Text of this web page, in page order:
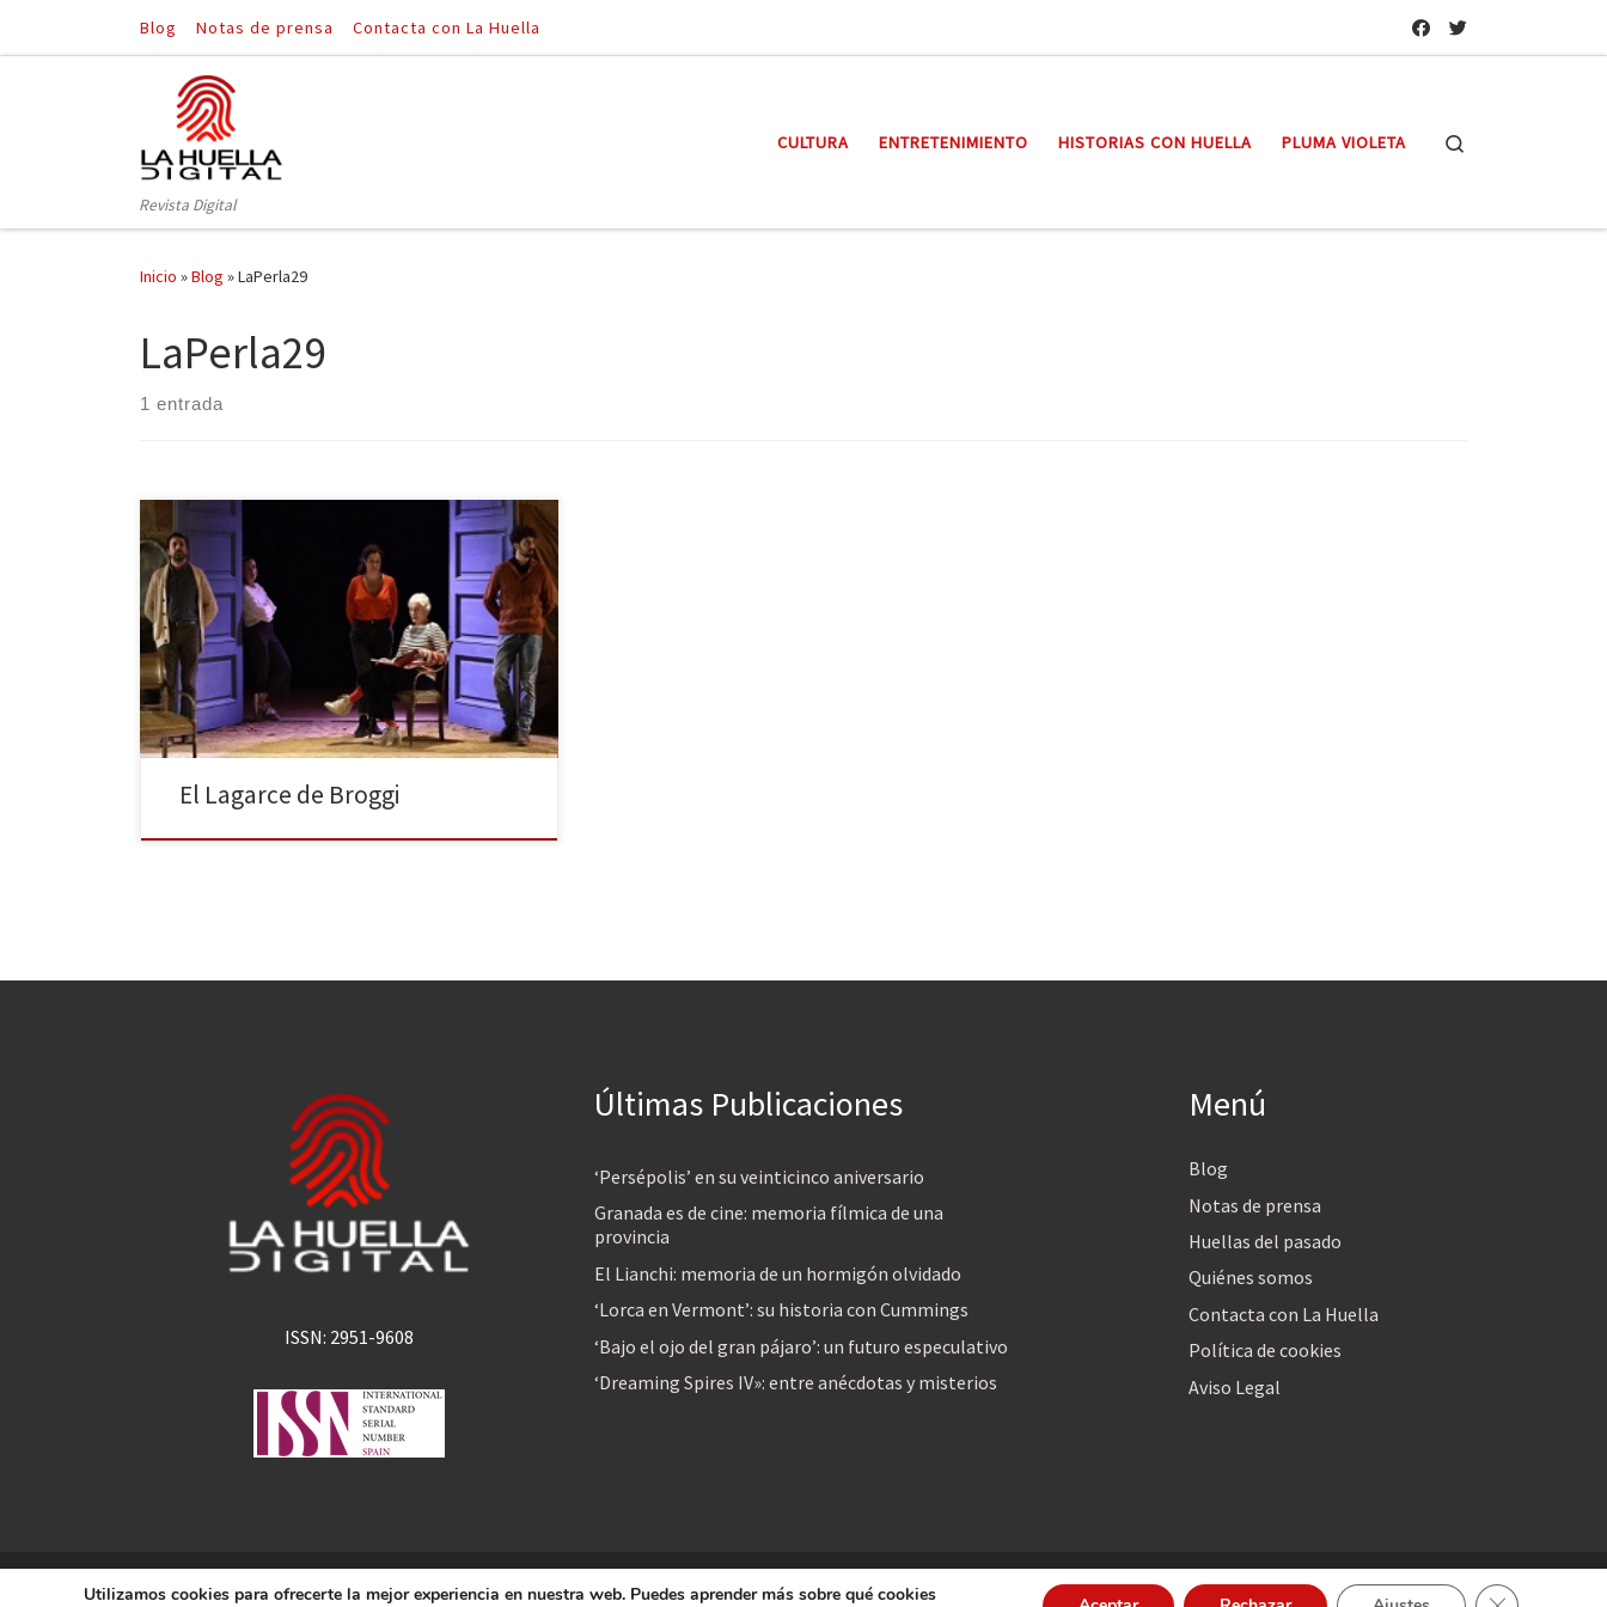
Saltar al contenido
Blog Notas de prensa Contacta con La Huella
Revista Digital
CULTURA ENTRETENIMIENTO HISTORIAS CON HUELLA PLUMA VIOLETA
Inicio »Blog »LaPerla29
LaPerla29
1 entrada
Juste la fin du monde no es una obra fácil. El teatro de
Jean-Luc Lagarce, en general, no es un teatro fácil,
pero es un teatro fascinante, igual que lo es su figura,
a la luz de los veinticinco años que nos separan de su
muerte prematura, a los 38 […]
El Lagarce de Broggi
ISSN: 2951-9608
Últimas Publicaciones
‘Persépolis’ en su veinticinco aniversario
Granada es de cine: memoria fílmica de una
provincia
El Lianchi: memoria de un hormigón olvidado
‘Lorca en Vermont’: su historia con Cummings
‘Bajo el ojo del gran pájaro’: un futuro especulativo
‘Dreaming Spires IV»: entre anécdotas y misterios
Menú
Blog
Notas de prensa
Huellas del pasado
Quiénes somos
Contacta con La Huella
Política de cookies
Aviso Legal
© 2026La Huella Digital– Todos los derechos reservados
Utilizamos cookies para ofrecerte la mejor experiencia en nuestra web. Puedes aprender más sobre qué cookies
Cerrar el